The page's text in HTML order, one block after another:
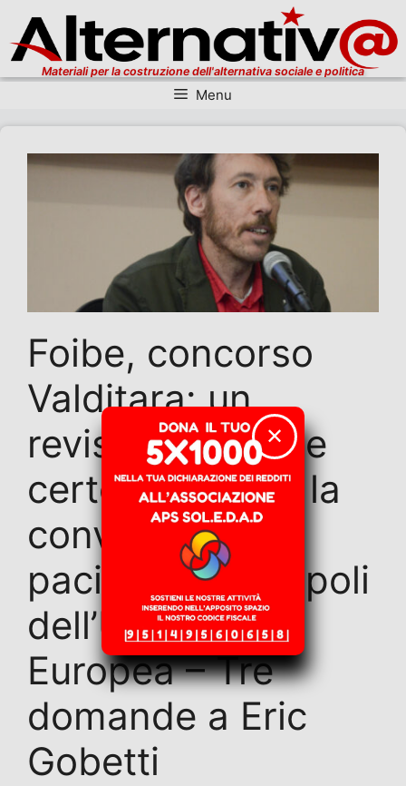
Materiali per la costruzione dell'alternativa sociale e politica
Menu
Foibe, concorso
Valditara: un
revisionismo che
certo non aiuta la
convivenza
pacifica tra i popoli
dell’Unione
Europea – Tre
domande a Eric
Gobetti
✕